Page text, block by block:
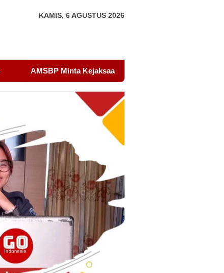
KAMIS, 6 AGUSTUS 2026
Buka Terang Dugaan “Pipa Hantu” di Proyek Drainase